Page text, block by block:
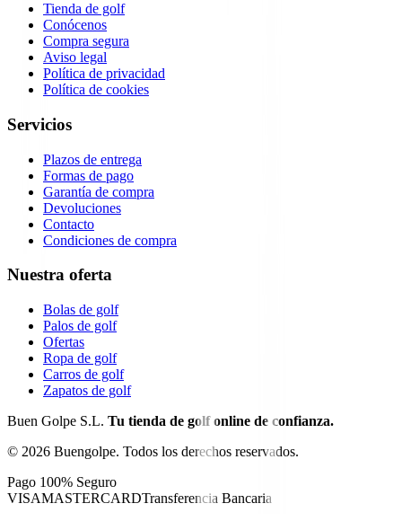
Tienda de golf
Conócenos
Compra segura
Aviso legal
Política de privacidad
Política de cookies
Servicios
Plazos de entrega
Formas de pago
Garantía de compra
Devoluciones
Contacto
Condiciones de compra
Nuestra oferta
Bolas de golf
Palos de golf
Ofertas
Ropa de golf
Carros de golf
Zapatos de golf
Buen Golpe S.L. Tu tienda de golf online de confianza.
© 2026 Buengolpe. Todos los derechos reservados.
Pago 100% Seguro
VISAMASTERCARDTransferencia Bancaria